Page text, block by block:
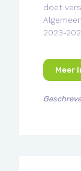
doet
2023-
Meer